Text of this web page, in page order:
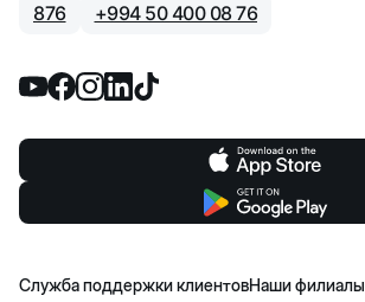
876 +994 50 400 08 76
Служба поддержки клиентовНаши филиалы